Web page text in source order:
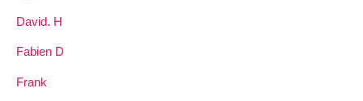
David. H
Fabien D
Frank